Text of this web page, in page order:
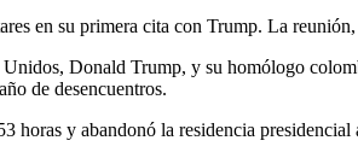
en su primera cita con Trump. La
Donald Trump, y su homólogo
de desencuentros.
horas y abandonó la residencia presidencial